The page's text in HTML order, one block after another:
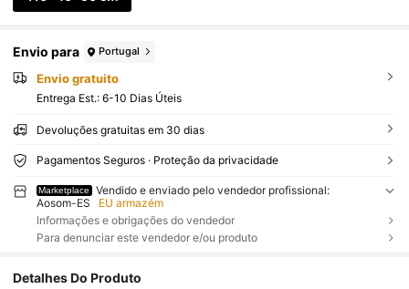
Envio para Portugal
Envio gratuito
Entrega Est.: 6-10 Dias Úteis
Devoluções gratuitas em 30 dias
Pagamentos Seguros · Proteção da privacidade
Marketplace
Vendido e enviado pelo vendedor profissional:
Aosom-ES
EU armazém
Informações e obrigações do vendedor
Para denunciar este vendedor e/ou produto
Detalhes Do Produto